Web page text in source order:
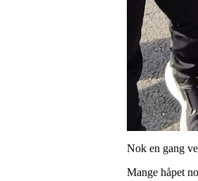
Nok en gang
Mange håpet